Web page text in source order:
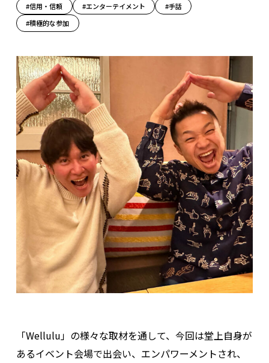
#信用・信頼 #エンターテイメント
#手話
#積極的な参加
「Wellulu」の様々な取材を通して、今回は堂上自身が
あるイベント会場で出会い、エンパワーメントされ、